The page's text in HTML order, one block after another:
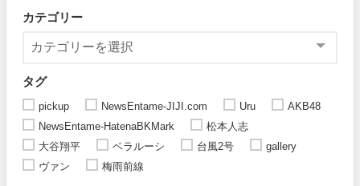
カテゴリー
タグ
pickup NewsEntame-JIJI.com Uru
AKB48
NewsEntame-HatenaBKMark
松本人志
大谷翔平
ベラルーシ 台風2号
gallery
ヴァン
梅雨前線